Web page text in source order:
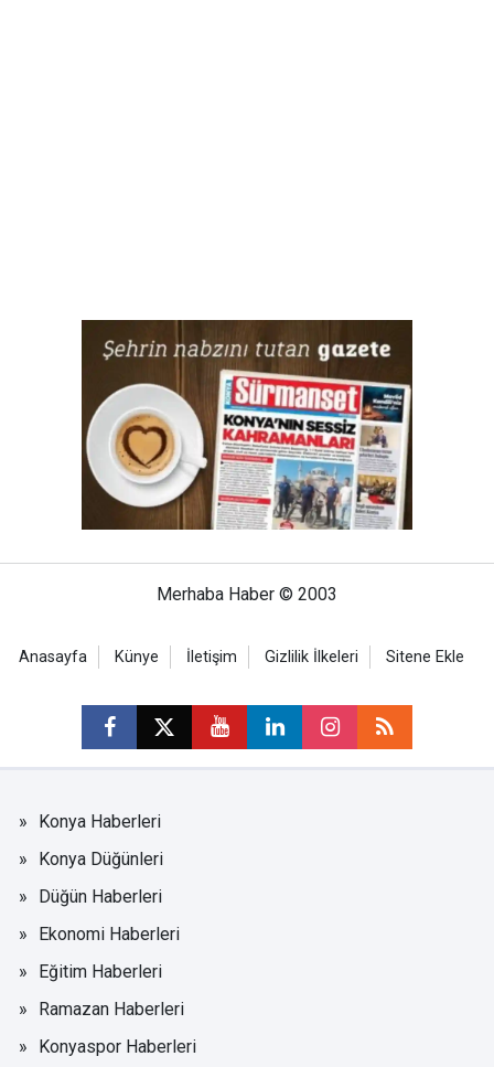
Merhaba Haber © 2003
Anasayfa Künye İletişim Gizlilik İlkeleri Sitene Ekle
Konya Haberleri
Konya Düğünleri
Düğün Haberleri
Ekonomi Haberleri
Eğitim Haberleri
Ramazan Haberleri
Konyaspor Haberleri